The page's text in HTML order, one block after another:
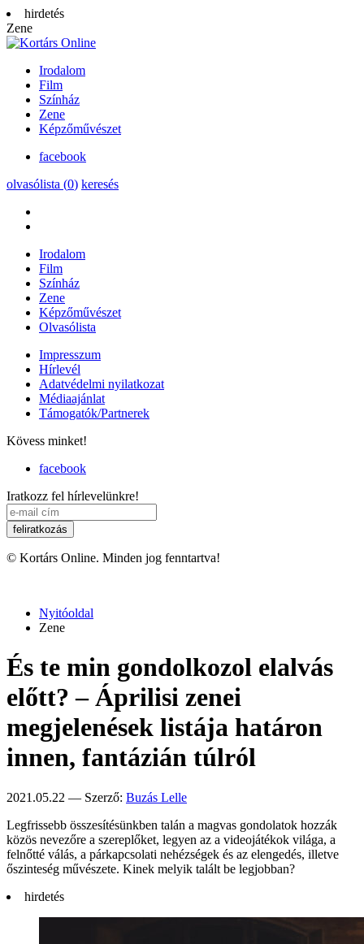
hirdetés
Zene
Irodalom
Film
Színház
Zene
Képzőművészet
facebook
olvasólista (0) keresés
Irodalom
Film
Színház
Zene
Képzőművészet
Olvasólista
Impresszum
Hírlevél
Adatvédelmi nyilatkozat
Médiaajánlat
Támogatók/Partnerek
Kövess minket!
facebook
Iratkozz fel hírlevelünkre!
© Kortárs Online. Minden jog fenntartva!
Nyitóoldal
Zene
És te min gondolkozol elalvás
előtt? – Áprilisi zenei
megjelenések listája határon
innen, fantázián túlról
2021.05.22 — Szerző: Buzás Lelle
Legfrissebb összesítésünkben talán a magvas gondolatok hozzák
közös nevezőre a szereplőket, legyen az a videojátékok világa, a
felnőtté válás, a párkapcsolati nehézségek és az elengedés, illetve
őszinteség művészete. Kinek melyik talált be legjobban?
hirdetés